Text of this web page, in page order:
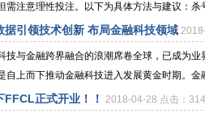
需注意理性投注。以下为具体方法与建议：
据引领技术创新 布局金融科技领域
技与金融跨界融合的浪潮席卷全球，已成为
自上而下推动金融科技进入发展黄金时期。
FFCL正式开业！！ 2018-04-28 点击：